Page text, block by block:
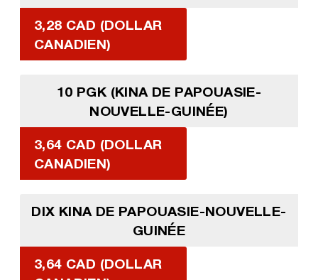
3,28 CAD (DOLLAR
CANADIEN)
10 PGK (KINA DE PAPOUASIE-
NOUVELLE-GUINÉE)
3,64 CAD (DOLLAR
CANADIEN)
DIX KINA DE PAPOUASIE-NOUVELLE-
GUINÉE
3,64 CAD (DOLLAR